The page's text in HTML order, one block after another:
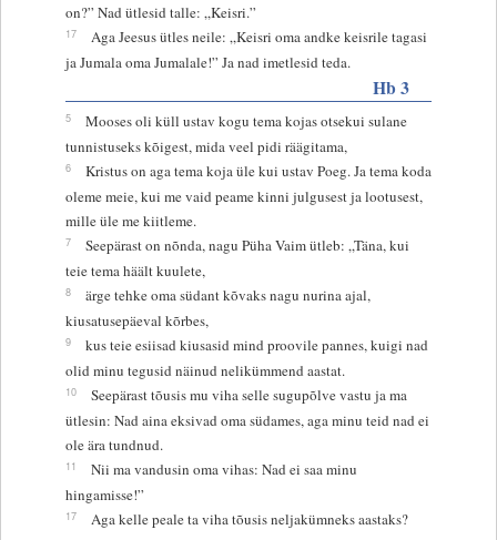
on?” Nad ütlesid talle: „Keisri.”
17
Aga Jeesus ütles neile: „Keisri oma andke keisrile tagasi
ja Jumala oma Jumalale!” Ja nad imetlesid teda.
Hb 3
5
Mooses oli küll ustav kogu tema kojas otsekui sulane
tunnistuseks kõigest, mida veel pidi räägitama,
6
Kristus on aga tema koja üle kui ustav Poeg. Ja tema koda
oleme meie, kui me vaid peame kinni julgusest ja lootusest,
mille üle me kiitleme.
7
Seepärast on nõnda, nagu Püha Vaim ütleb: „Täna, kui
teie tema häält kuulete,
8
ärge tehke oma südant kõvaks nagu nurina ajal,
kiusatusepäeval kõrbes,
9
kus teie esiisad kiusasid mind proovile pannes, kuigi nad
olid minu tegusid näinud nelikümmend aastat.
10
Seepärast tõusis mu viha selle sugupõlve vastu ja ma
ütlesin: Nad aina eksivad oma südames, aga minu teid nad ei
ole ära tundnud.
11
Nii ma vandusin oma vihas: Nad ei saa minu
hingamisse!”
17
Aga kelle peale ta viha tõusis neljakümneks aastaks?